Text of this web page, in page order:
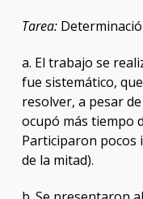
Tarea:
a. El trabajo se
fue sistemático,
resolver, a pesar
ocupó más tiempo
Participaron pocos
de la mitad).